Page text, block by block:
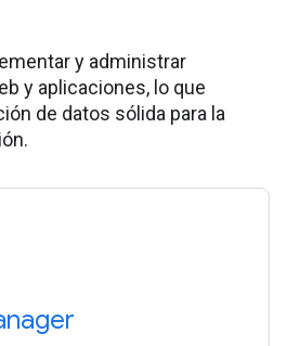
y administrar
y aplicaciones, lo que
de datos sólida para la